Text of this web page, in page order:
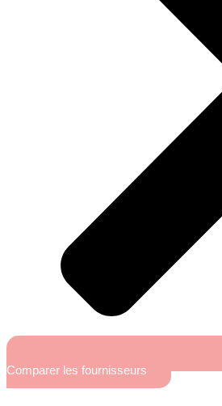
Comparer les fournisseurs